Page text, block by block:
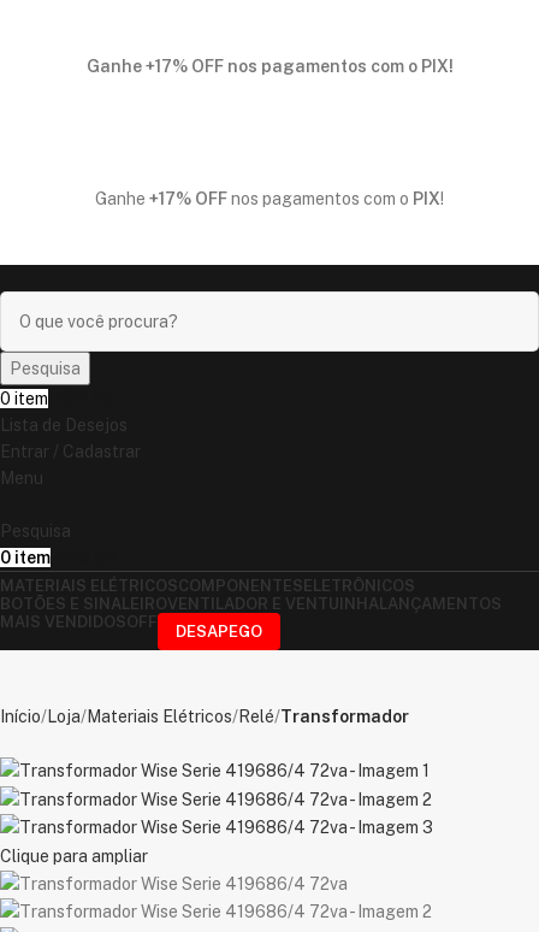
Ganhe+17% OFFnos pagamentos com o PIX!
Ganhe +17% OFFnos pagamentos com o PIX!
Pesquisa
0 item
Lista de Desejos
Entrar / Cadastrar
Menu
Pesquisa
0 item
MATERIAIS ELÉTRICOSCOMPONENTES ELETRÔNICOS
BOTÕES E SINALEIROVENTILADOR E VENTUINHA LANÇAMENTOS
MAIS VENDIDOSOFF
DESAPEGO
Início Loja Materiais Elétricos Relé Transformador
Clique para ampliar